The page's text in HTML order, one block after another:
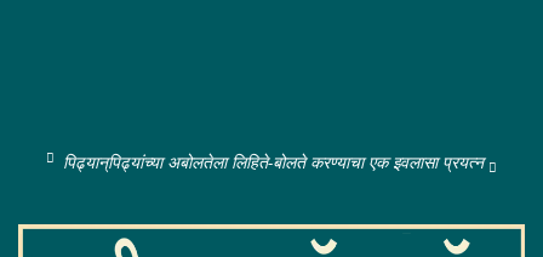
पिढ्यान्‌पिढ्यांच्या अबोलतेला लिहिते-बोलते करण्याचा एक इवलासा प्रयत्न